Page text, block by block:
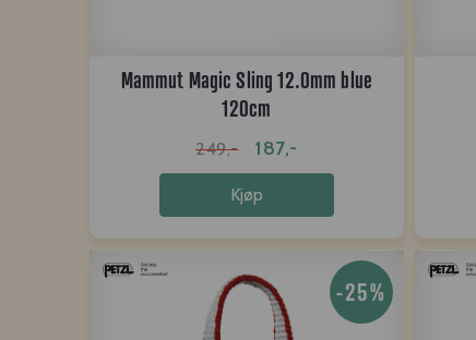
Mammut Magic Sling 12.0mm blue
120cm
249,- 187,-
Kjøp
-25%